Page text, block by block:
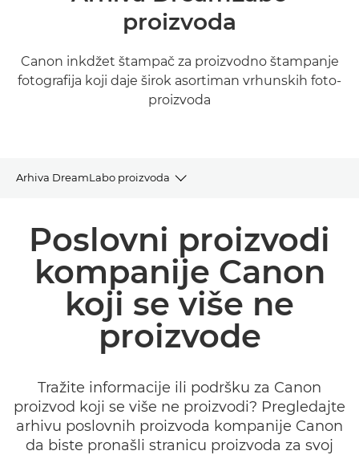
proizvoda
Canon inkdžet štampač za proizvodno štampanje
fotografija koji daje širok asortiman vrhunskih foto-
proizvoda
Arhiva DreamLabo proizvoda
Povezani proizvodi i rešenja
Poslovni proizvodi
kompanije Canon
koji se više ne
proizvode
Tražite informacije ili podršku za Canon
proizvod koji se više ne proizvodi? Pregledajte
arhivu poslovnih proizvoda kompanije Canon
da biste pronašli stranicu proizvoda za svoj